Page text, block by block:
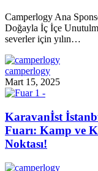
Camperlogy Ana
Doğayla İç İçe
severler için yılın…
camperlogy
Mart 15, 2025
Karavanİst
Fuarı: Kamp ve
Noktası!